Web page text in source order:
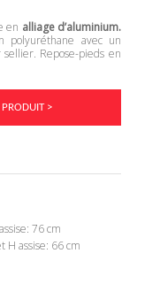
en alliage d’aluminium.
polyuréthane avec un
Repose-pieds en
PRODUIT >
76 cm
H assise: 66 cm